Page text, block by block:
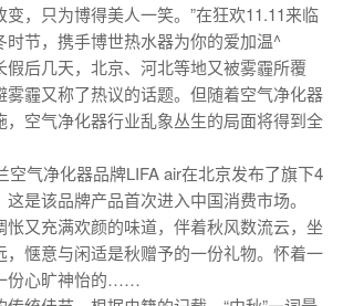
，只为博得美人一笑。”在狂欢11.11来临
时节，携手博世热水器为你的爱加温^
后几天，北京、河北等地又被雾霾所覆
雾霾又称了热议的话题。但随着空气净化器
，空气净化器行业乱象丛生的局面将得到全
气净化器品牌LIFA air在北京发布了旗下4
是该品牌产品首次进入中国消费市场。
又充满欢颜的味道，伴着秋风数流云，坐
，惬意与闲适是秋赠予的一份礼物。怀着一
份心旷神怡的……